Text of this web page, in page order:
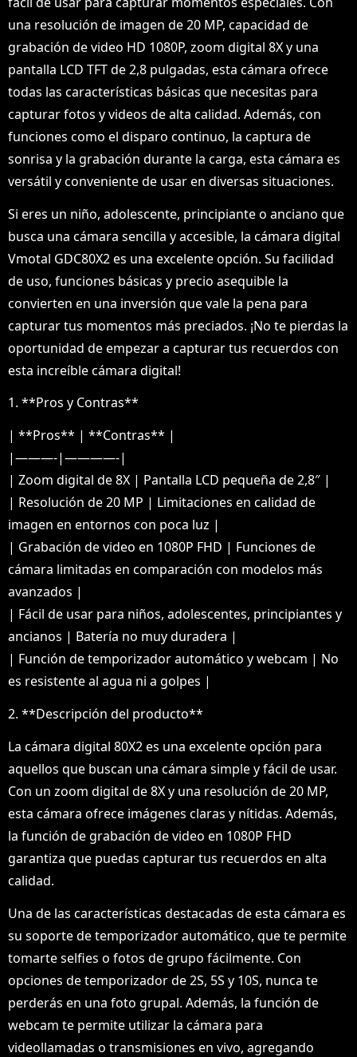
una resolución de imagen de 20 MP, capacidad de
grabación de video HD 1080P, zoom digital 8X y una
pantalla LCD TFT de 2,8 pulgadas, esta cámara ofrece
todas las características básicas que necesitas para
capturar fotos y videos de alta calidad. Además, con
funciones como el disparo continuo, la captura de
sonrisa y la grabación durante la carga, esta cámara es
versátil y conveniente de usar en diversas situaciones.
Si eres un niño, adolescente, principiante o anciano que
busca una cámara sencilla y accesible, la cámara digital
Vmotal GDC80X2 es una excelente opción. Su facilidad
de uso, funciones básicas y precio asequible la
convierten en una inversión que vale la pena para
capturar tus momentos más preciados. ¡No te pierdas la
oportunidad de empezar a capturar tus recuerdos con
esta increíble cámara digital!
1. **Pros y Contras**
| **Pros** | **Contras** |
|———-|————-|
| Zoom digital de 8X | Pantalla LCD pequeña de 2,8″ |
| Resolución de 20 MP | Limitaciones en calidad de
imagen en entornos con poca luz |
| Grabación de video en 1080P FHD | Funciones de
cámara limitadas en comparación con modelos más
avanzados |
| Fácil de usar para niños, adolescentes, principiantes y
ancianos | Batería no muy duradera |
| Función de temporizador automático y webcam | No
es resistente al agua ni a golpes |
2. **Descripción del producto**
La cámara digital 80X2 es una excelente opción para
aquellos que buscan una cámara simple y fácil de usar.
Con un zoom digital de 8X y una resolución de 20 MP,
esta cámara ofrece imágenes claras y nítidas. Además,
la función de grabación de video en 1080P FHD
garantiza que puedas capturar tus recuerdos en alta
calidad.
Una de las características destacadas de esta cámara es
su soporte de temporizador automático, que te permite
tomarte selfies o fotos de grupo fácilmente. Con
opciones de temporizador de 2S, 5S y 10S, nunca te
perderás en una foto grupal. Además, la función de
webcam te permite utilizar la cámara para
videollamadas o transmisiones en vivo, agregando